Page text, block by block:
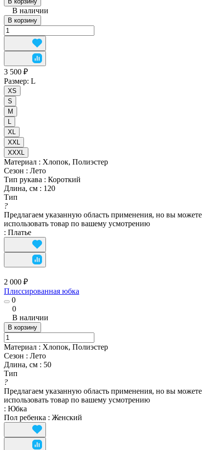
В наличии
В корзину
3 500 ₽
Размер: L
XS
S
M
L
XL
XXL
XXXL
Материал : Хлопок, Полиэстер
Сезон : Лето
Тип рукава : Короткий
Длина, см : 120
Тип
?
Предлагаем указанную область применения, но вы можете
использовать товар по вашему усмотрению
: Платье
2 000 ₽
Плиссированная юбка
0
0
В наличии
В корзину
Материал : Хлопок, Полиэстер
Сезон : Лето
Длина, см : 50
Тип
?
Предлагаем указанную область применения, но вы можете
использовать товар по вашему усмотрению
: Юбка
Пол ребенка : Женский